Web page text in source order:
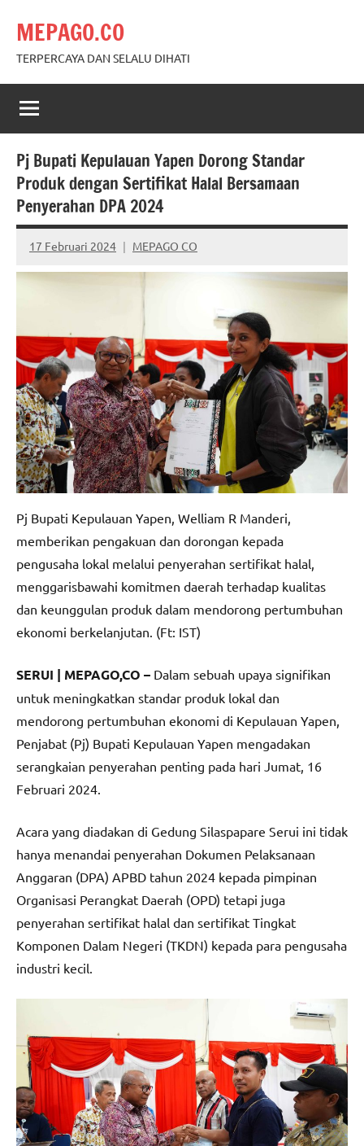
content
MEPAGO.CO
TERPERCAYA DAN SELALU DIHATI
Pj Bupati Kepulauan Yapen Dorong Standar
Produk dengan Sertifikat Halal Bersamaan
Penyerahan DPA 2024
17 Februari 2024 MEPAGO CO
No
comments
Pj Bupati Kepulauan Yapen, Welliam R Manderi,
memberikan pengakuan dan dorongan kepada
pengusaha lokal melalui penyerahan sertifikat halal,
menggarisbawahi komitmen daerah terhadap kualitas
dan keunggulan produk dalam mendorong pertumbuhan
ekonomi berkelanjutan. (Ft: IST)
SERUI | MEPAGO,CO – Dalam sebuah upaya signifikan
untuk meningkatkan standar produk lokal dan
mendorong pertumbuhan ekonomi di Kepulauan Yapen,
Penjabat (Pj) Bupati Kepulauan Yapen mengadakan
serangkaian penyerahan penting pada hari Jumat, 16
Februari 2024.
Acara yang diadakan di Gedung Silaspapare Serui ini tidak
hanya menandai penyerahan Dokumen Pelaksanaan
Anggaran (DPA) APBD tahun 2024 kepada pimpinan
Organisasi Perangkat Daerah (OPD) tetapi juga
penyerahan sertifikat halal dan sertifikat Tingkat
Komponen Dalam Negeri (TKDN) kepada para pengusaha
industri kecil.